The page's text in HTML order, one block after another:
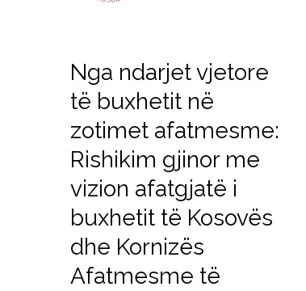
Nga ndarjet vjetore
të buxhetit në
zotimet afatmesme:
Rishikim gjinor me
vizion afatgjatë i
buxhetit të Kosovës
dhe Kornizës
Afatmesme të